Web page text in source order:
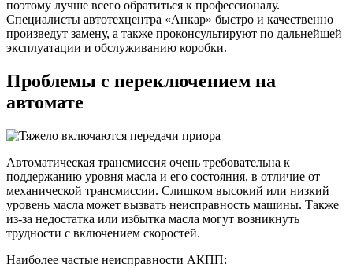
поэтому лучше всего обратиться к профессионалу.
Специалисты автотехцентра «Анкар» быстро и качественно
произведут замену, а также проконсультируют по дальнейшей
эксплуатации и обслуживанию коробки.
Проблемы с переключением на
автомате
Автоматическая трансмиссия очень требовательна к
поддержанию уровня масла и его состояния, в отличие от
механической трансмиссии. Слишком высокий или низкий
уровень масла может вызвать неисправность машины. Также
из-за недостатка или избытка масла могут возникнуть
трудности с включением скоростей.
Наиболее частые неисправности АКПП: